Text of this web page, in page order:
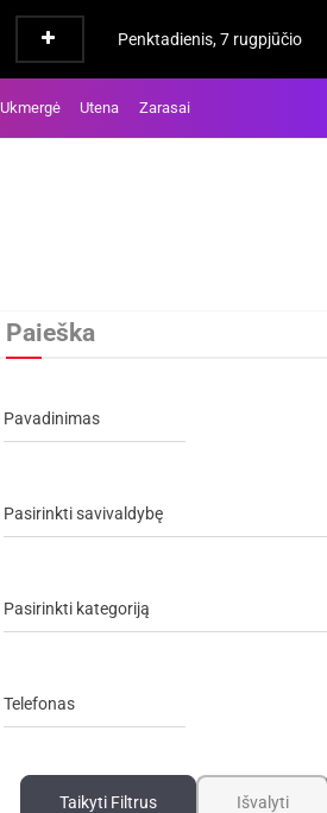
Penktadienis, 7 rugpjūčio
Ukmergė Utena Zarasai
Paieška
Pavadinimas
Pasirinkti savivaldybę
Pasirinkti kategoriją
Telefonas
Taikyti Filtrus Išvalyti